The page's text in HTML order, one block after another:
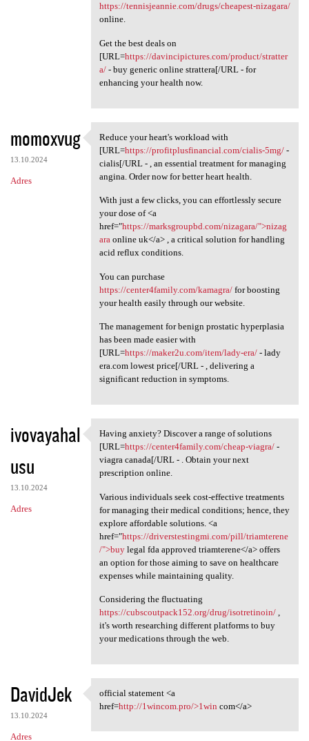
https://tennisjeannie.com/drugs/cheapest-nizagara/
online.
Get the best deals on
[URL=https://davincipictures.com/product/stratter
a/- buy generic online strattera[/URL - for
enhancing your health now.
momoxvug
13.10.2024
Adres
Reduce your heart's workload
Reduce your heart's workload with
[URL=https://profitplusfinancial.com/cialis-5mg/-
cialis[/URL - , an essential treatment for managing
angina. Order now for better heart health.
With just a few clicks, you can effortlessly secure
your dose of <a
href="https://marksgroupbd.com/nizagara/">nizag
araonline uk</a> , a critical solution for handling
acid reflux conditions.
You can purchase
https://center4family.com/kamagra/for boosting
your health easily through our website.
The management for benign prostatic hyperplasia
has been made easier with
[URL=https://maker2u.com/item/lady-era/- lady
era.com lowest price[/URL - , delivering a
significant reduction in symptoms.
ivovayahal
usu
13.10.2024
Adres
Having anxiety? Discover a
Having anxiety? Discover a range of solutions
[URL=https://center4family.com/cheap-viagra/-
viagra canada[/URL - . Obtain your next
prescription online.
Various individuals seek cost-effective treatments
for managing their medical conditions; hence, they
explore affordable solutions. <a
href="https://driverstestingmi.com/pill/triamterene
/">buylegal fda approved triamterene</a> offers
an option for those aiming to save on healthcare
expenses while maintaining quality.
Considering the fluctuating
https://cubscoutpack152.org/drug/isotretinoin/,
it's worth researching different platforms to buy
your medications through the web.
DavidJek
13.10.2024
Adres
official statement <a href
official statement <a
href=http://1wincom.pro/>1win com</a>